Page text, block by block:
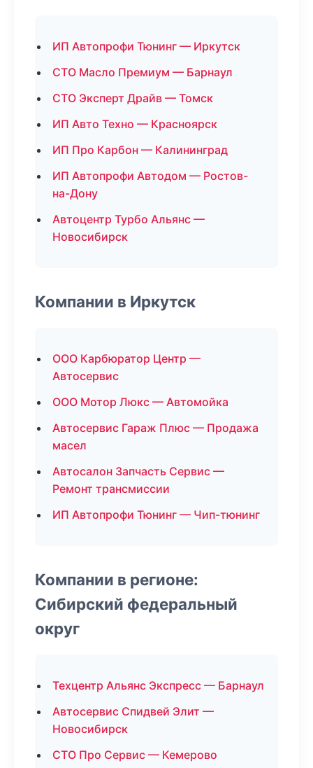
ИП Автопрофи Тюнинг — Иркутск
СТО Масло Премиум — Барнаул
СТО Эксперт Драйв — Томск
ИП Авто Техно — Красноярск
ИП Про Карбон — Калининград
ИП Автопрофи Автодом — Ростов-
на-Дону
Автоцентр Турбо Альянс —
Новосибирск
Компании в Иркутск
ООО Карбюратор Центр —
Автосервис
ООО Мотор Люкс — Автомойка
Автосервис Гараж Плюс — Продажа
масел
Автосалон Запчасть Сервис —
Ремонт трансмиссии
ИП Автопрофи Тюнинг — Чип-тюнинг
Компании в регионе:
Сибирский федеральный
округ
Техцентр Альянс Экспресс — Барнаул
Автосервис Спидвей Элит —
Новосибирск
СТО Про Сервис — Кемерово